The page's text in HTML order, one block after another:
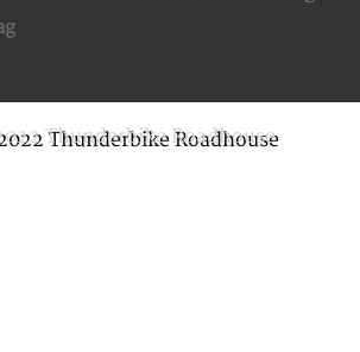
Thunderbike Roadhouse